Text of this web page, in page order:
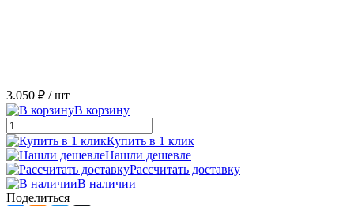
3.050 ₽ / шт
В корзину
Купить в 1 клик
Нашли дешевле
Рассчитать доставку
В наличии
Поделиться